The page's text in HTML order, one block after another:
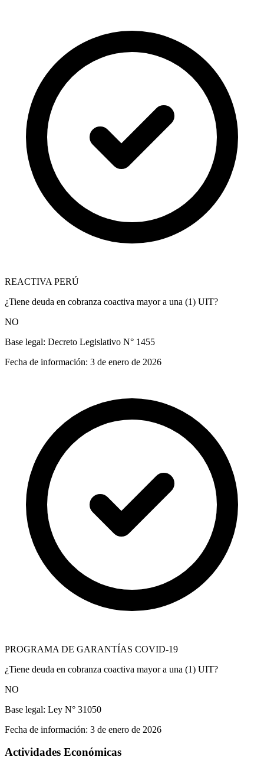
REACTIVA PERÚ
¿Tiene deuda en cobranza coactiva mayor a una (1) UIT?
NO
Base legal: Decreto Legislativo N° 1455
Fecha de información: 3 de enero de 2026
PROGRAMA DE GARANTÍAS COVID-19
¿Tiene deuda en cobranza coactiva mayor a una (1) UIT?
NO
Base legal: Ley N° 31050
Fecha de información: 3 de enero de 2026
Actividades Económicas